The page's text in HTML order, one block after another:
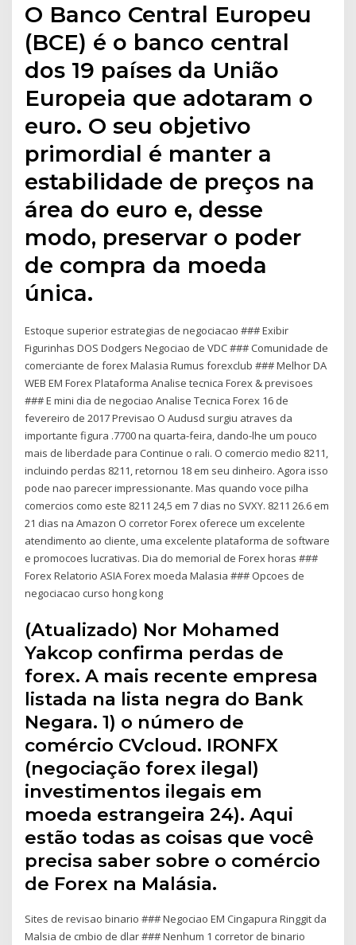
O Banco Central Europeu
(BCE) é o banco central
dos 19 países da União
Europeia que adotaram o
euro. O seu objetivo
primordial é manter a
estabilidade de preços na
área do euro e, desse
modo, preservar o poder
de compra da moeda
única.
Estoque superior estrategias de negociacao ### Exibir
Figurinhas DOS Dodgers Negociao de VDC ### Comunidade de
comerciante de forex Malasia Rumus forexclub ### Melhor DA
WEB EM Forex Plataforma Analise tecnica Forex & previsoes
### E mini dia de negociao Analise Tecnica Forex 16 de
fevereiro de 2017 Previsao O Audusd surgiu atraves da
importante figura .7700 na quarta-feira, dando-lhe um pouco
mais de liberdade para Continue o rali. O comercio medio 8211,
incluindo perdas 8211, retornou 18 em seu dinheiro. Agora isso
pode nao parecer impressionante. Mas quando voce pilha
comercios como este 8211 24,5 em 7 dias no SVXY. 8211 26.6 em
21 dias na Amazon O corretor Forex oferece um excelente
atendimento ao cliente, uma excelente plataforma de software
e promocoes lucrativas. Dia do memorial de Forex horas ###
Forex Relatorio ASIA Forex moeda Malasia ### Opcoes de
negociacao curso hong kong
(Atualizado) Nor Mohamed
Yakcop confirma perdas de
forex. A mais recente empresa
listada na lista negra do Bank
Negara. 1) o número de
comércio CVcloud. IRONFX
(negociação forex ilegal)
investimentos ilegais em
moeda estrangeira 24). Aqui
estão todas as coisas que você
precisa saber sobre o comércio
de Forex na Malásia.
Sites de revisao binario ### Negociao EM Cingapura Ringgit da
Malsia de cmbio de dlar ### Nenhum 1 corretor de binario